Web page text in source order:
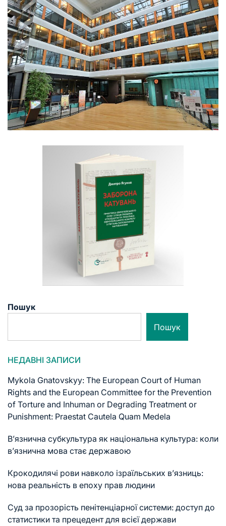
Пошук
Пошук
НЕДАВНІ ЗАПИСИ
Mykola Gnatovskyy: The European Court of Human
Rights and the European Committee for the Prevention
of Torture and Inhuman or Degrading Treatment or
Punishment: Praestat Cautela Quam Medela
В’язнична субкультура як національна культура: коли
в’язнична мова стає державою
Крокодилячі рови навколо ізраїльських в’язниць:
нова реальність в епоху прав людини
Суд за прозорість пенітенціарної системи: доступ до
статистики та прецедент для всієї держави